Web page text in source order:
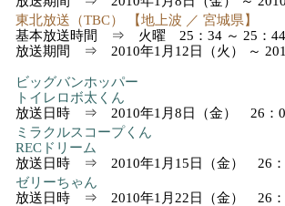
東北放送（TBC） 【地上波 ／ 宮城県】
基本放送時間 ⇒ 火曜 25：34 ～ 25：44
放送期間 ⇒ 2010年1月12日（火） ～
ビッグバンホッパー
トイレロボ太くん
放送日時 ⇒ 2010年1月8日（金） 26：
ミラクルスコープくん
RECドリーム
放送日時 ⇒ 2010年1月15日（金） 26：
ゼリーちゃん
放送日時 ⇒ 2010年1月22日（金） 26：